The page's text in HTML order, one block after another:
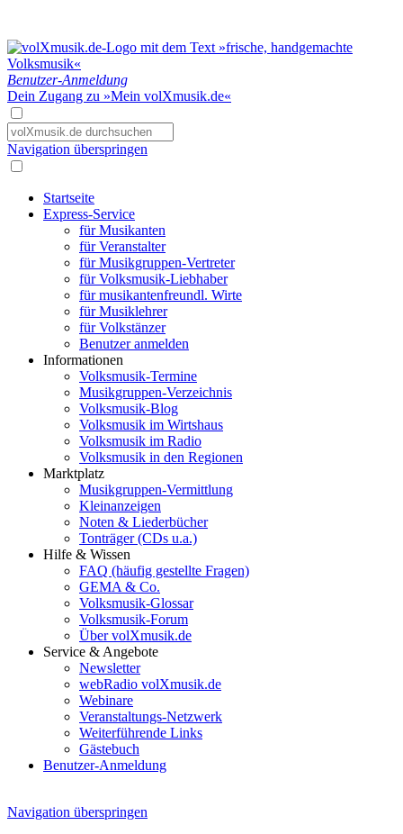
Benutzer-Anmeldung
Dein Zugang zu »Mein volXmusik.de«
Navigation überspringen
Startseite
Express-Service
für Musikanten
für Veranstalter
für Musikgruppen-Vertreter
für Volksmusik-Liebhaber
für musikantenfreundl. Wirte
für Musiklehrer
für Volkstänzer
Benutzer anmelden
Informationen
Volksmusik-Termine
Musikgruppen-Verzeichnis
Volksmusik-Blog
Volksmusik im Wirtshaus
Volksmusik im Radio
Volksmusik in den Regionen
Marktplatz
Musikgruppen-Vermittlung
Kleinanzeigen
Noten & Liederbücher
Tonträger (CDs u.a.)
Hilfe & Wissen
FAQ (häufig gestellte Fragen)
GEMA & Co.
Volksmusik-Glossar
Volksmusik-Forum
Über volXmusik.de
Service & Angebote
Newsletter
webRadio volXmusik.de
Webinare
Veranstaltungs-Netzwerk
Weiterführende Links
Gästebuch
Benutzer-Anmeldung
Navigation überspringen